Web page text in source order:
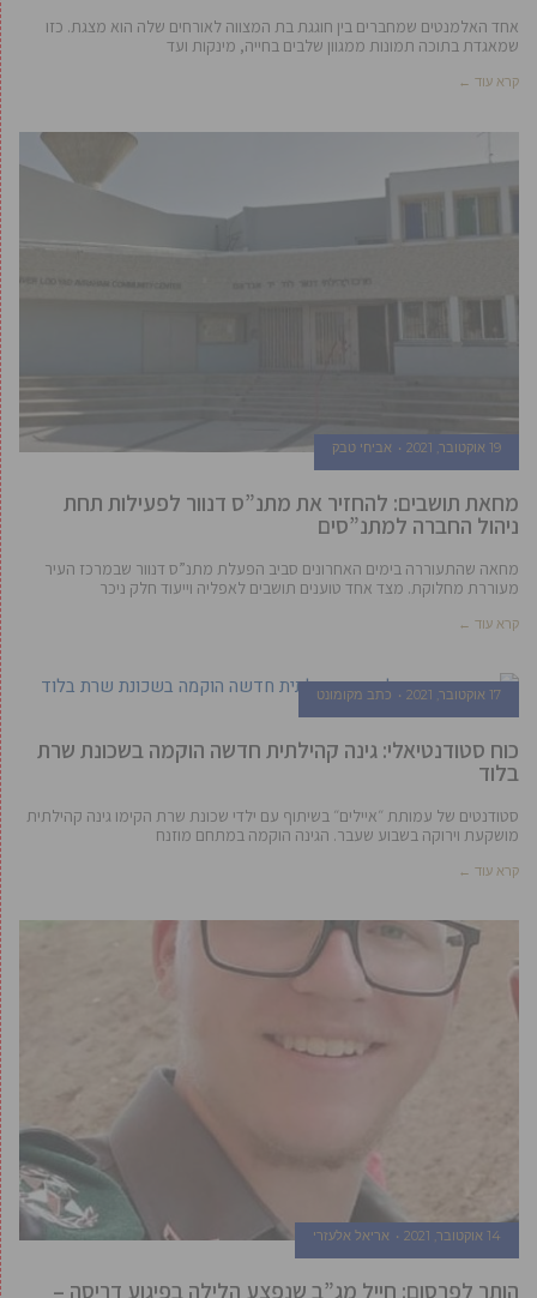
אחד האלמנטים שמחברים בין חוגגת בת המצווה לאורחים שלה הוא מצגת. כזו
שמאגדת בתוכה תמונות ממגוון שלבים בחייה, מינקות ועד
קרא עוד ←
19 אוקטובר, 2021 אביחי טבק
מחאת תושבים: להחזיר את מתנ”ס דנוור לפעילות תחת
ניהול החברה למתנ”סים
מחאה שהתעוררה בימים האחרונים סביב הפעלת מתנ”ס דנוור שבמרכז העיר
מעוררת מחלוקת. מצד אחד טוענים תושבים לאפליה וייעוד חלק ניכר
קרא עוד ←
17 אוקטובר, 2021 כתב מקומונט
כוח סטודנטיאלי: גינה קהילתית חדשה הוקמה בשכונת שרת
בלוד
סטודנטים של עמותת ״איילים״ בשיתוף עם ילדי שכונת שרת הקימו גינה קהילתית
מושקעת וירוקה בשבוע שעבר. הגינה הוקמה במתחם מוזנח
קרא עוד ←
14 אוקטובר, 2021 אריאל אלעזרי
הותר לפרסום: חייל מג”ב שנפצע הלילה בפיגוע דריסה –